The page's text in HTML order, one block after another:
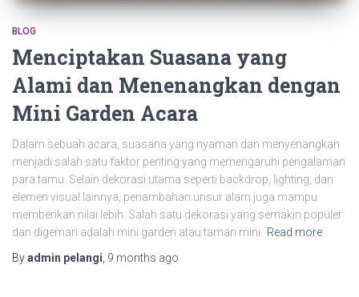
BLOG
Menciptakan Suasana yang
Alami dan Menenangkan dengan
Mini Garden Acara
Dalam sebuah acara, suasana yang nyaman dan menyenangkan
menjadi salah satu faktor penting yang memengaruhi pengalaman
para tamu. Selain dekorasi utama seperti backdrop, lighting, dan
elemen visual lainnya, penambahan unsur alam juga mampu
memberikan nilai lebih. Salah satu dekorasi yang semakin populer
dan digemari adalah mini garden atau taman mini.
Read more
Byadmin pelangi 9 months ago